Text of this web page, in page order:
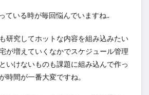
ている時が毎回悩んでいますね..
研究してホットな内容を組み込みたい
が増えていくなかでスケジュール管理
いけないものも課題に組み込んで作っ
時間が一番大変ですね。